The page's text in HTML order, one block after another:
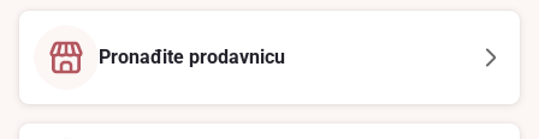
Pronađite prodavnicu